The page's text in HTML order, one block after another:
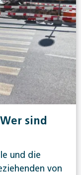
sind
und die
von